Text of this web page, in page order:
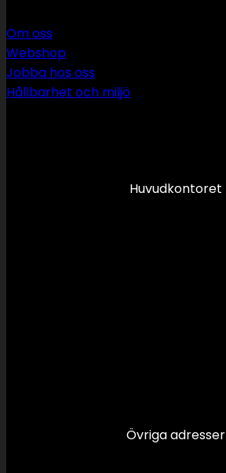
Om oss
Webshop
Jobba hos oss
Hållbarhet och miljö
Huvudkontoret
Övriga adresser